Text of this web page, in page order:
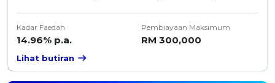
Gaya Hidup
SPECIAL PROMO
Promo RHB Bank Kad Kredit
Kadar Faedah
14.96% p.a.
Pembiayaan Maksimum
RM 300,000
Lihat butiran